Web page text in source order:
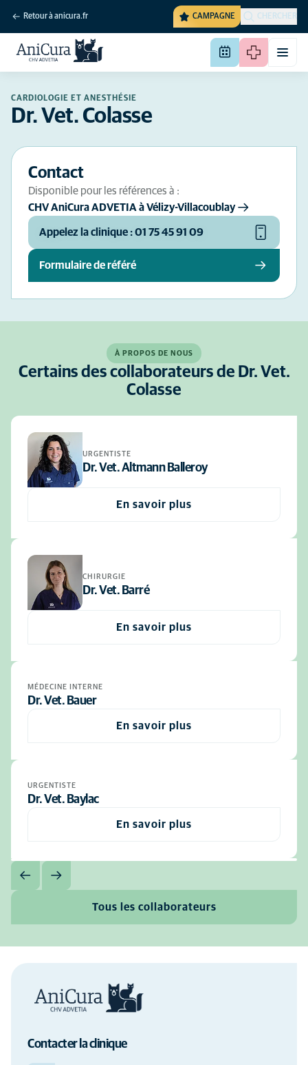
Retour à anicura.fr CAMPAGNE CHERCHER
CARDIOLOGIE ET ANESTHÉSIE
Dr. Vet. Colasse
Contact
Disponible pour les références à :
CHV AniCura ADVETIA à Vélizy-Villacoublay
Appelez la clinique : 01 75 45 91 09
Formulaire de référé
À PROPOS DE NOUS
Certains des collaborateurs de Dr. Vet.
Colasse
URGENTISTE
Dr. Vet. Altmann Balleroy
En savoir plus
CHIRURGIE
Dr. Vet. Barré
En savoir plus
MÉDECINE INTERNE
Dr. Vet. Bauer
En savoir plus
URGENTISTE
Dr. Vet. Baylac
En savoir plus
Tous les collaborateurs
Contacter la clinique